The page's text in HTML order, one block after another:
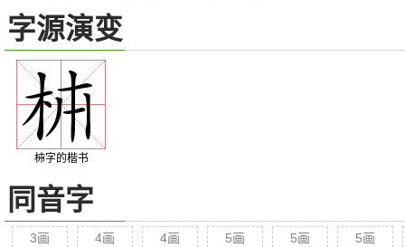
字源演变
枾字的楷书
同音字
3画 4画 4画 5画 5画 5画